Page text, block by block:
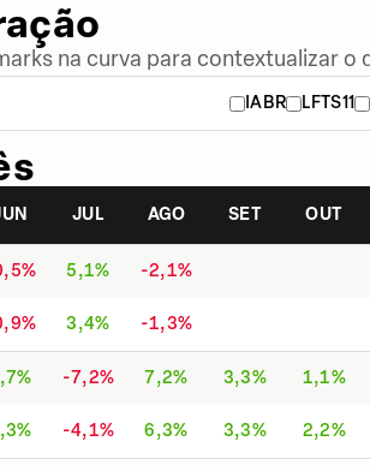
na curva para contextualizar o
IABR LFTS11
JUL AGO SET OUT
5,1% -2,1%
3,4% -1,3%
-7,2% 7,2% 3,3% 1,1%
-4,1% 6,3% 3,3% 2,2%